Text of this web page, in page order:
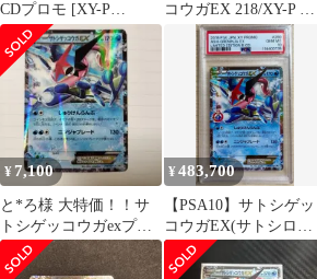
CDプロモ [XY-P
290/XY-P]
コウガEX 218/XY-P プ
ロモ ポケモンカード
¥ 7,100
と*ろ様 大特価！！サ
トシゲッコウガexプロ
モ
¥483,700
【PSA10】サトシゲッ
コウガEX(サトシロゴ)
290/XY-P